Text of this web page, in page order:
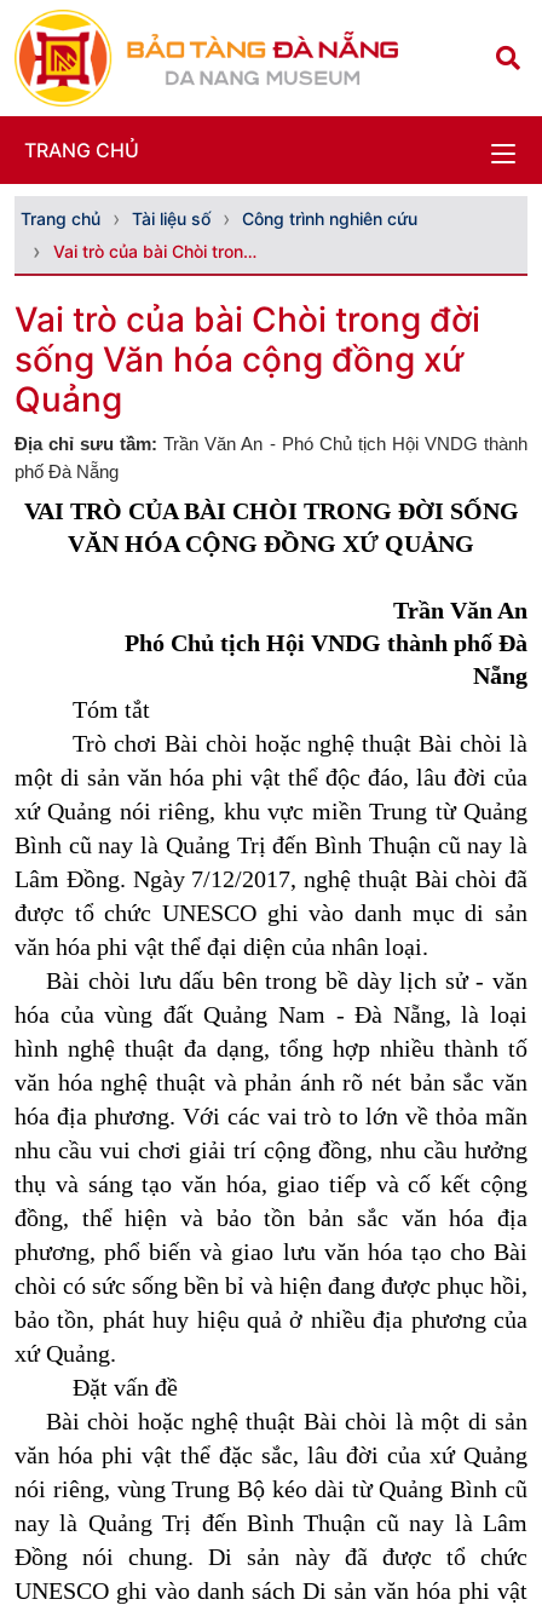
TRANG CHỦ
Trang chủ Tài liệu số
Công trình nghiên cứu
Vai trò của bài Chòi trong đời sống Văn hóa cộng đ...
Vai trò của bài Chòi trong đời
sống Văn hóa cộng đồng xứ
Quảng
Địa chỉ sưu tầm: Trần Văn An - Phó Chủ tịch Hội VNDG thành
phố Đà Nẵng
VAI TRÒ CỦA BÀI CHÒI TRONG ĐỜI SỐNG
VĂN HÓA CỘNG ĐỒNG XỨ QUẢNG
Trần Văn An
Phó Chủ tịch Hội VNDG thành phố Đà
Nẵng
Tóm tắt
Trò chơi Bài chòi hoặc nghệ thuật Bài chòi là
một di sản văn hóa phi vật thể độc đáo, lâu đời của
xứ Quảng nói riêng, khu vực miền Trung từ Quảng
Bình cũ nay là Quảng Trị đến Bình Thuận cũ nay là
Lâm Đồng. Ngày 7/12/2017, nghệ thuật Bài chòi đã
được tổ chức UNESCO ghi vào danh mục di sản
văn hóa phi vật thể đại diện của nhân loại.
Bài chòi lưu dấu bên trong bề dày lịch sử - văn
hóa của vùng đất Quảng Nam - Đà Nẵng, là loại
hình nghệ thuật đa dạng, tổng hợp nhiều thành tố
văn hóa nghệ thuật và phản ánh rõ nét bản sắc văn
hóa địa phương. Với các vai trò to lớn về thỏa mãn
nhu cầu vui chơi giải trí cộng đồng, nhu cầu hưởng
thụ và sáng tạo văn hóa, giao tiếp và cố kết cộng
đồng, thể hiện và bảo tồn bản sắc văn hóa địa
phương, phổ biến và giao lưu văn hóa tạo cho Bài
chòi có sức sống bền bỉ và hiện đang được phục hồi,
bảo tồn, phát huy hiệu quả ở nhiều địa phương của
xứ Quảng.
Đặt vấn đề
Bài chòi hoặc nghệ thuật Bài chòi là một di sản
văn hóa phi vật thể đặc sắc, lâu đời của xứ Quảng
nói riêng, vùng Trung Bộ kéo dài từ Quảng Bình cũ
nay là Quảng Trị đến Bình Thuận cũ nay là Lâm
Đồng nói chung. Di sản này đã được tổ chức
UNESCO ghi vào danh sách Di sản văn hóa phi vật